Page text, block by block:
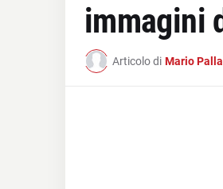
immagini
Articolo di Mario